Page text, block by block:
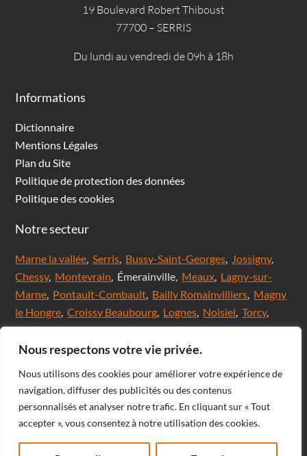
Nous respectons votre vie privée.
Nous utilisons des cookies pour améliorer votre expérience de
navigation, diffuser des publicités ou des contenus
personnalisés et analyser notre trafic. En cliquant sur « Tout
accepter », vous consentez à notre utilisation des cookies.
19 Boulevard Robert Thiboust
77700 – SERRIS
Du lundi au vendredi de 09h à 18h
Informations
Dictionnaire
Mentions Légales
Plan du Site
Politique de protection des données
Politique des cookies
Notre secteur
Marne la vallée,Serris, Bussy-Saint-Georges, Jossigny,
Chessy, Montevrain, Émerainville, Meaux, Lagny-sur-
Marne, Pontault-Combault, Bailly Romainvilliers, Magny
le Hongre,Croissy Beaubourg, Lognes, Noisiel,Torcy,
Chanteloup en brie,Saint Thibault des Vignes,Val
d'Europe,Coupvray , Chalifert, Esbly, Thorigny,
Comte, Meaux, Mareuil les Meaux, Nanteuil les Meaux,
Roissy-En-Brie, Champs-sur-Marne, Noisiel, Chelles,